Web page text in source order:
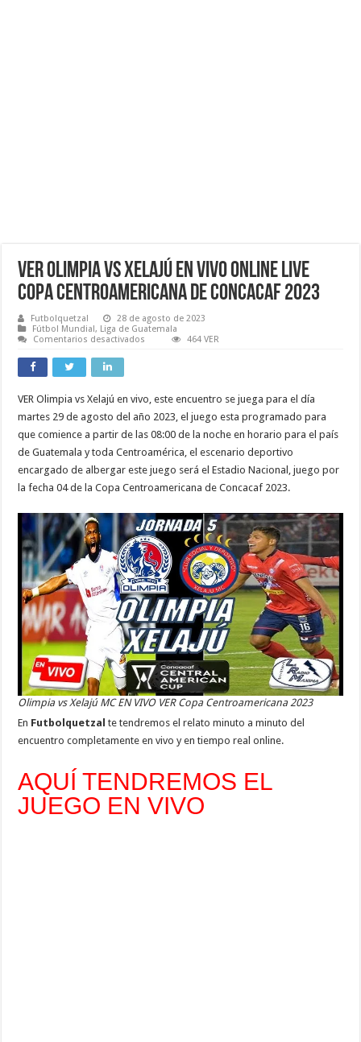
VER Olimpia vs Xelajú EN VIVO ONLINE LIVE
Copa Centroamericana de Concacaf 2023
Futbolquetzal
28 de agosto de 2023
Fútbol Mundial, Liga de Guatemala
Comentarios desactivados
VIVO
ONLINE
LIVE
Copa
de
Concacaf
2023
464 VER
VER Olimpia vs Xelajú en vivo, este encuentro se juega para el día
martes 29 de agosto del año 2023, el juego esta programado para
que comience a partir de las 08:00 de la noche en horario para el país
de Guatemala y toda Centroamérica, el escenario deportivo
encargado de albergar este juego será el Estadio Nacional, juego por
la fecha 04 de la Copa Centroamericana de Concacaf 2023.
Olimpia vs Xelajú MC EN VIVO VER Copa Centroamericana 2023
En Futbolquetzalte tendremos el relato minuto a minuto del
encuentro completamente en vivo y en tiempo real online.
AQUÍ TENDREMOS EL
JUEGO EN VIVO